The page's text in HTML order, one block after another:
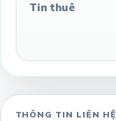
Tin thuê
THÔNG TIN LIÊN HỆ